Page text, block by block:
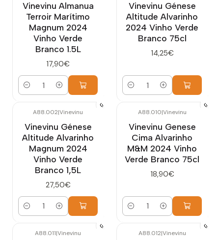
Vinevinu Almanua
Terroir Marítimo
Magnum 2024
Vinho Verde
Branco 1.5L
17,90€
Quantidade
Vinevinu Génese
Altitude Alvarinho
2024 Vinho Verde
Branco 75cl
14,25€
Quantidade
A88.002|Vinevinu
Vinevinu Génese
Altitude Alvarinho
Magnum 2024
Vinho Verde
Branco 1,5L
27,50€
Quantidade
A88.010|Vinevinu
Vinevinu Genese
Cima Alvarinho
M&M 2024 Vinho
Verde Branco 75cl
18,90€
Quantidade
A88.011|Vinevinu A88.012|Vinevinu